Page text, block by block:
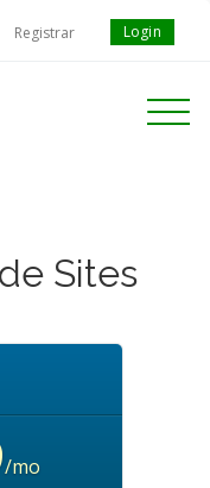
Registrar Login
Toggle
Sites
/mo